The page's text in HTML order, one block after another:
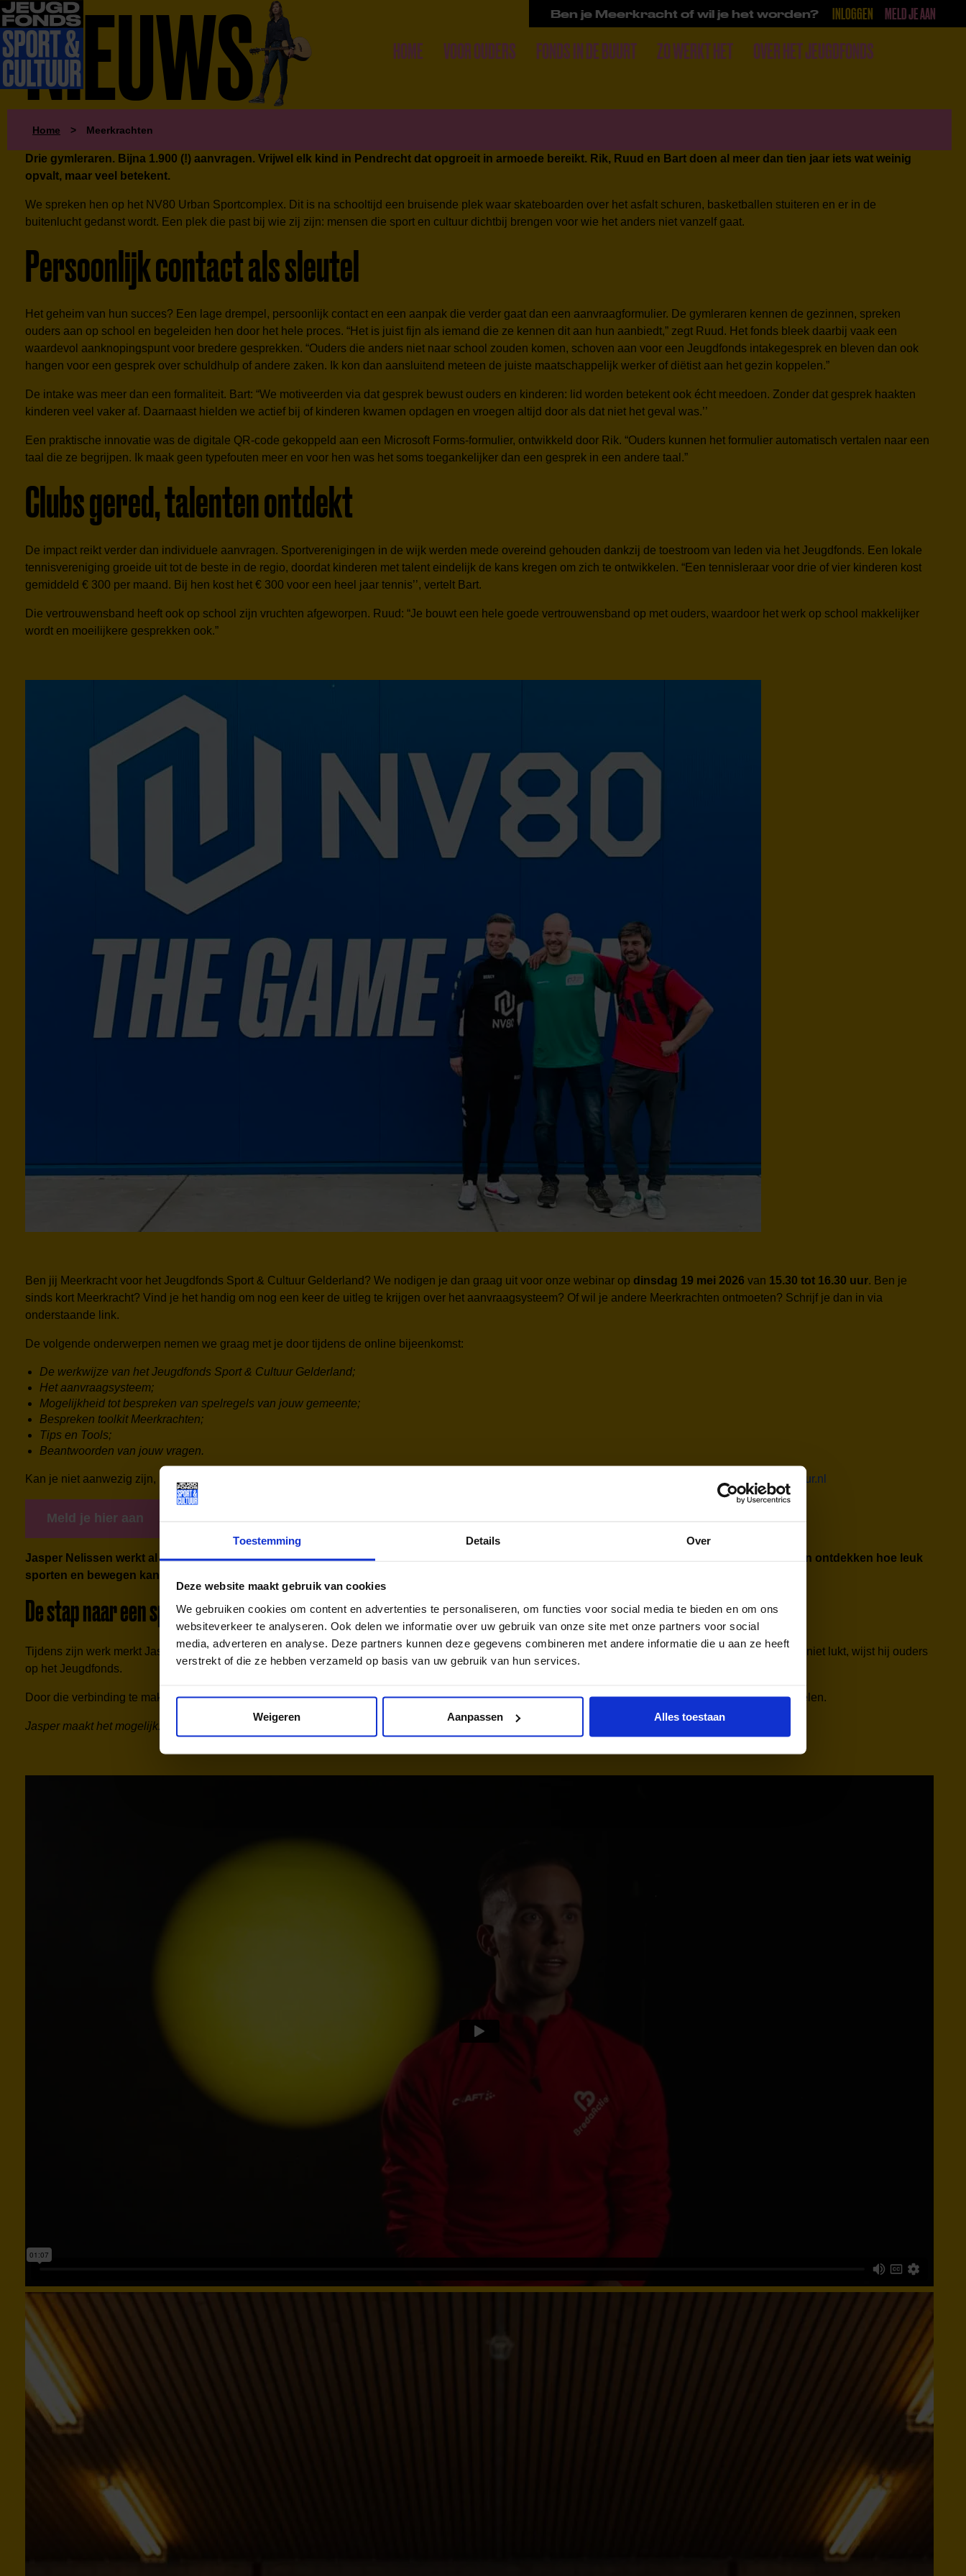
Toestemming Details Over
Deze website maakt gebruik van cookies
We gebruiken cookies om content en advertenties te personaliseren, om functies voor social media te bieden en om ons
websiteverkeer te analyseren. Ook delen we informatie over uw gebruik van onze site met onze partners voor social
media, adverteren en analyse. Deze partners kunnen deze gegevens combineren met andere informatie die u aan ze heeft
verstrekt of die ze hebben verzameld op basis van uw gebruik van hun services.
Weigeren Aanpassen Alles toestaan
Ben je Meerkracht of wil je het worden? INLOGGEN MELD JE AAN
HOME VOOR OUDERS FONDS IN DE BUURT ZO WERKT HET OVER HET JEUGDFONDS
NIEUWS
Home > Meerkrachten
Drie gymleraren. Bijna 1.900 (!) aanvragen. Vrijwel elk kind in Pendrecht dat opgroeit in armoede bereikt. Rik, Ruud en Bart doen al meer dan tien jaar iets wat weinig
opvalt, maar veel betekent.
We spreken hen op het NV80 Urban Sportcomplex. Dit is na schooltijd een bruisende plek waar skateboarden over het asfalt schuren, basketballen stuiteren en er in de
buitenlucht gedanst wordt. Een plek die past bij wie zij zijn: mensen die sport en cultuur dichtbij brengen voor wie het anders niet vanzelf gaat.
Persoonlijk contact als sleutel
Het geheim van hun succes? Een lage drempel, persoonlijk contact en een aanpak die verder gaat dan een aanvraagformulier. De gymleraren kennen de gezinnen, spreken
ouders aan op school en begeleiden hen door het hele proces. “Het is juist fijn als iemand die ze kennen dit aan hun aanbiedt,” zegt Ruud. Het fonds bleek daarbij vaak een
waardevol aanknopingspunt voor bredere gesprekken. “Ouders die anders niet naar school zouden komen, schoven aan voor een Jeugdfonds intakegesprek en bleven dan ook
hangen voor een gesprek over schuldhulp of andere zaken. Ik kon dan aansluitend meteen de juiste maatschappelijk werker of diëtist aan het gezin koppelen.”
De intake was meer dan een formaliteit. Bart: “We motiveerden via dat gesprek bewust ouders en kinderen: lid worden betekent ook écht meedoen. Zonder dat gesprek haakten
kinderen veel vaker af. Daarnaast hielden we actief bij of kinderen kwamen opdagen en vroegen altijd door als dat niet het geval was.’’
Een praktische innovatie was de digitale QR-code gekoppeld aan een Microsoft Forms-formulier, ontwikkeld door Rik. “Ouders kunnen het formulier automatisch vertalen naar een
taal die ze begrijpen. Ik maak geen typefouten meer en voor hen was het soms toegankelijker dan een gesprek in een andere taal.”
Clubs gered, talenten ontdekt
De impact reikt verder dan individuele aanvragen. Sportverenigingen in de wijk werden mede overeind gehouden dankzij de toestroom van leden via het Jeugdfonds. Een lokale
tennisvereniging groeide uit tot de beste in de regio, doordat kinderen met talent eindelijk de kans kregen om zich te ontwikkelen. “Een tennisleraar voor drie of vier kinderen kost
gemiddeld € 300 per maand. Bij hen kost het € 300 voor een heel jaar tennis’’, vertelt Bart.
Die vertrouwensband heeft ook op school zijn vruchten afgeworpen. Ruud: “Je bouwt een hele goede vertrouwensband op met ouders, waardoor het werk op school makkelijker
wordt en moeilijkere gesprekken ook.”
Ben jij Meerkracht voor het Jeugdfonds Sport & Cultuur Gelderland? We nodigen je dan graag uit voor onze webinar op dinsdag 19 mei 2026 van 15.30 tot 16.30 uur. Ben je
sinds kort Meerkracht? Vind je het handig om nog een keer de uitleg te krijgen over het aanvraagsysteem? Of wil je andere Meerkrachten ontmoeten? Schrijf je dan in via
onderstaande link.
De volgende onderwerpen nemen we graag met je door tijdens de online bijeenkomst:
De werkwijze van het Jeugdfonds Sport & Cultuur Gelderland;
Het aanvraagsysteem;
Mogelijkheid tot bespreken van spelregels van jouw gemeente;
Bespreken toolkit Meerkrachten;
Tips en Tools;
Beantwoorden van jouw vragen.
Kan je niet aanwezig zijn, maar heb je wel vragen over jouw rol als Meerkracht? miranda.gelderland@jeugdfondssportencultuur.nl
Meld je hier aan
Jasper Nelissen werkt al bijna acht jaar bij Breda Actief. Op verschillende basisscholen in Breda geeft hij bewegingsonderwijs en laat hij kinderen ontdekken hoe leuk
sporten en bewegen kan zijn. In de gymzaal ziet hij dagelijks hoeveel plezier en zelfvertrouwen sport kan geven.
De stap naar een sportclub
Tijdens zijn werk merkt Jasper ook dat niet ieder kind vanzelf bij een sportclub terechtkomt. Wanneer hij ziet dat een kind graag wil sporten, maar dat thuis niet lukt, wijst hij ouders
op het Jeugdfonds.
Door die verbinding te maken helpt Jasper gezinnen op weg en zorgt hij ervoor dat meer kinderen de kans krijgen om te sporten en zich verder te ontwikkelen.
Jasper maakt het mogelijk.